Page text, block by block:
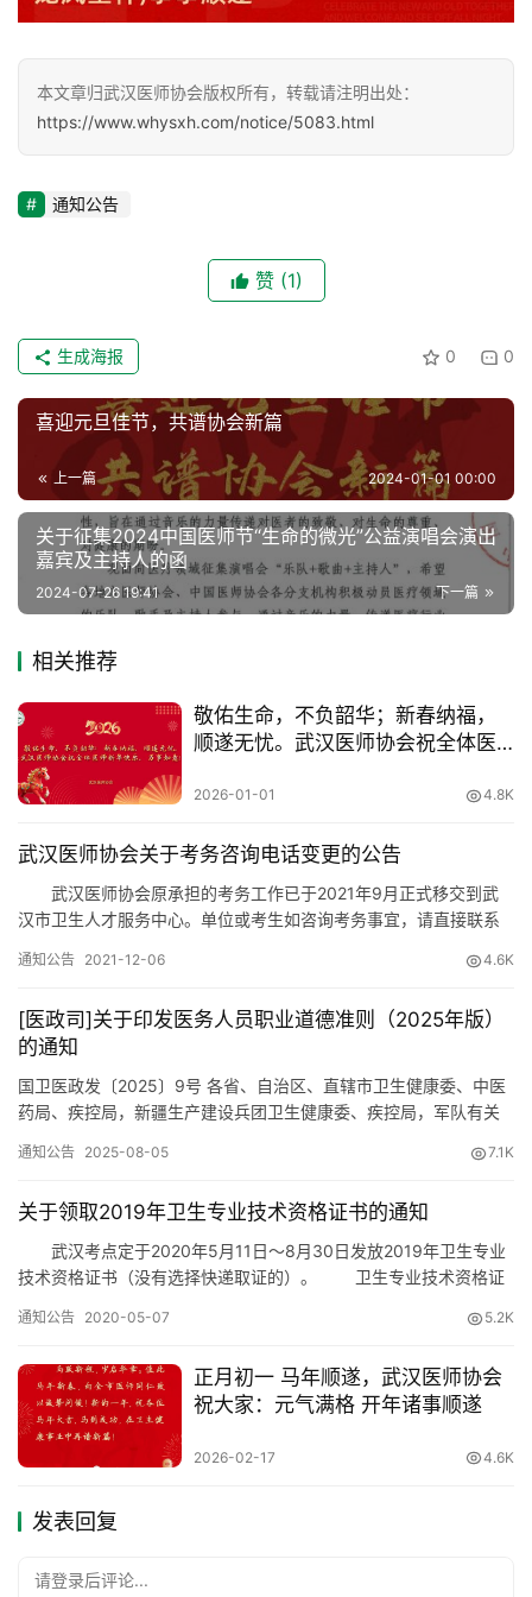
协
介
绍
党
建
工
织
建
设
师
风
采
健
科
普
通
知
告
联
协
登录 注册
本文章归武汉医师协会版权所有，转载请注明出处：
https://www.whysxh.com/notice/5083.html
通知公告
赞 (1)
0 0
生成海报
喜迎元旦佳节，共谱协会新篇
上一篇 2024-01-01 00:00
关于征集2024中国医师节“生命的微光”公益演唱会演出
嘉宾及主持人的函
下一篇
2024-07-26 19:41
相关推荐
敬佑生命，不负韶华；新春纳福，
顺遂无忧。武汉医师协会祝全体医
2026-01-01 4.8K
武汉医师协会关于考务咨询电话变更的公告
武汉医师协会原承担的考务工作已于2021年9月正式移交到武
汉市卫生人才服务中心。单位或考生如咨询考务事宜，请直接联系
江岸区江大路138号，电话号码：18186602343。 在2021
公司将…
通知公告 2021-12-06 4.6K
[医政司]关于印发医务人员职业道德准则（2025年版）
的通知
国卫医政发〔2025〕9号 各省、自治区、直辖市卫生健康委、中医
药局、疾控局，新疆生产建设兵团卫生健康委、疾控局，军队有关
构： 为进一步加强医务人员队伍建设，提升医务人员职业道德
局、国家疾控局、中央军委后勤保障部组织制定了《医务人员职业
道德…
通知公告 2025-08-05 7.1K
关于领取2019年卫生专业技术资格证书的通知
武汉考点定于2020年5月11日～8月30日发放2019年卫生专业
技术资格证书（没有选择快递取证的）。 卫生专业技术资格证
位人事部门到武汉考点领取本区、本单位卫生专业技术资格证后，
一楼大厅领取，领证时须持本人有效身份证原件。卫生专业技…
通知公告 2020-05-07 5.2K
正月初一 马年顺遂，武汉医师协会
祝大家：元气满格 开年诸事顺遂
2026-02-17 4.6K
发表回复
请登录后评论...